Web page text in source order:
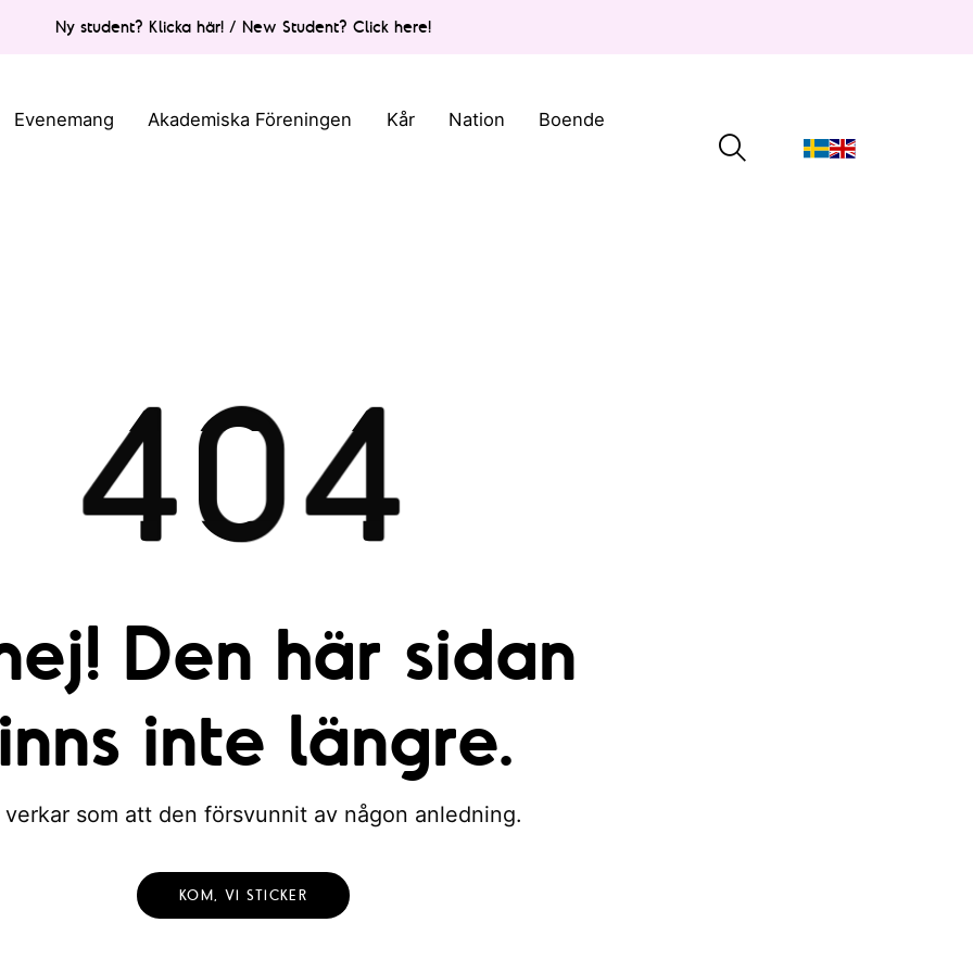
Ny student? Klicka här! / New Student? Click here!
Evenemang Akademiska Föreningen Kår Nation Boende
404
Den här sidan
inte längre.
verkar som att den försvunnit av någon anledning.
KOM, VI STICKER